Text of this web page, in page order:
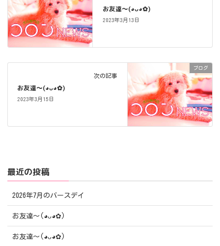
お友達〜(⁠◕⁠ᴗ⁠◕⁠✿⁠)
2023年3月13日
ブログ
次の記事
お友達〜(⁠◕⁠ᴗ⁠◕⁠✿⁠)
2023年3月15日
最近の投稿
2026年7月のバースデイ
お友達〜(⁠◕⁠ᴗ⁠◕⁠✿⁠)
お友達〜(⁠◕⁠ᴗ⁠◕⁠✿⁠)